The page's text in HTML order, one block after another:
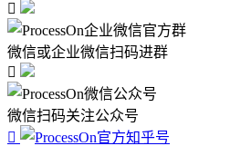

微信或企业微信扫码进群

微信扫码关注公众号
